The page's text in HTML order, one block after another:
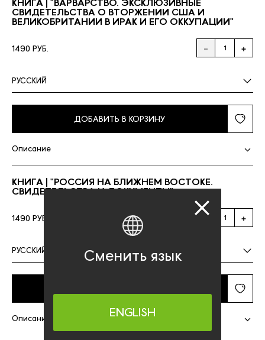
КНИГА | "ВАРВАРСТВО. ЭКСКЛЮЗИВНЫЕ
СВИДЕТЕЛЬСТВА О ВТОРЖЕНИИ США И
ВЕЛИКОБРИТАНИИ В ИРАК И ЕГО ОККУПАЦИИ"
1490 РУБ.
РУССКИЙ
ДОБАВИТЬ В КОРЗИНУ
Описание
КНИГА | "РОССИЯ НА БЛИЖНЕМ ВОСТОКЕ.
СВИДЕТЕЛЬСТВА И ДОКУМЕНТЫ"
1490 РУБ.
РУССКИЙ
Описание
Сменить язык
ENGLISH